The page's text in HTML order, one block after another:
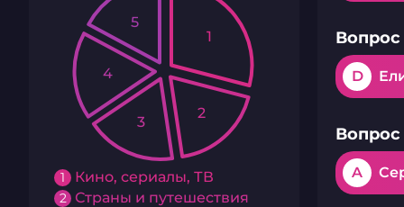
1 Кино, сериалы, ТВ
2 Страны и путешествия
1
2
3
4
5
Вопрос
D
Вопрос
A